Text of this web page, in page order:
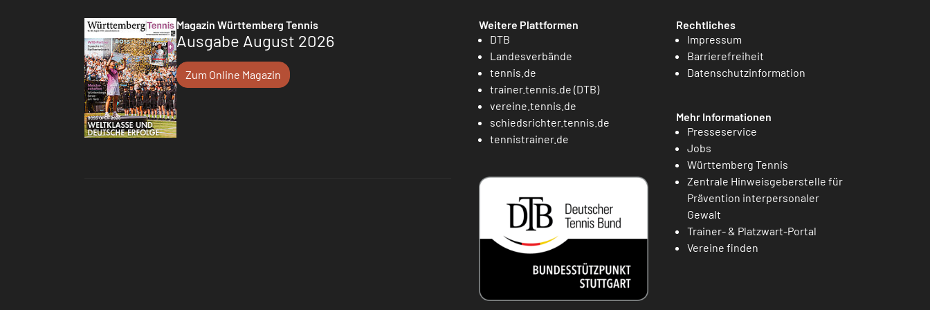
Magazin Württemberg Tennis
Ausgabe August 2026
Zum Online Magazin
Weitere Plattformen
DTB
Landesverbände
tennis.de
trainer.tennis.de (DTB)
vereine.tennis.de
schiedsrichter.tennis.de
tennistrainer.de
Rechtliches
Impressum
Barrierefreiheit
Datenschutzinformation
Mehr Informationen
Presseservice
Jobs
Württemberg Tennis
Zentrale Hinweisgeberstelle für
Prävention interpersonaler
Gewalt
Trainer- & Platzwart-Portal
Vereine finden